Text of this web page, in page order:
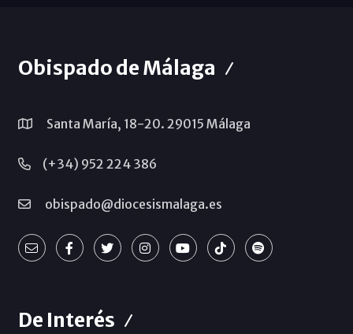
Obispado de Málaga
Santa María, 18-20. 29015 Málaga
(+34) 952 224 386
obispado@diocesismalaga.es
De Interés